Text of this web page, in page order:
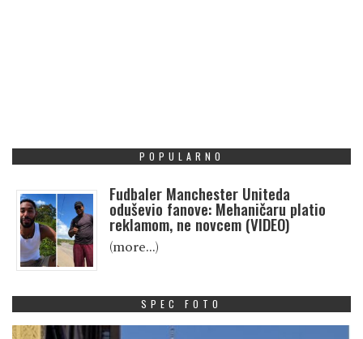
POPULARNO
Fudbaler Manchester Uniteda
oduševio fanove: Mehaničaru platio
reklamom, ne novcem (VIDEO)
(more…)
SPEC FOTO